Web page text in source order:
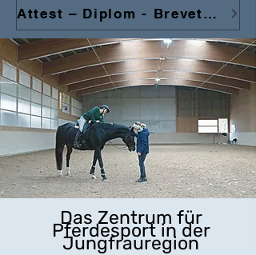
Attest – Diplom - Brevet kombiniert
Das Zentrum für
Pferdesport in der
Jungfrauregion